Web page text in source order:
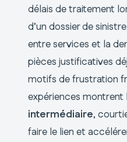
délais de traitement
d’un dossier de
entre services et la
pièces justificatives
motifs de frustration
expériences montrent
intermédiaire,
faire le lien et